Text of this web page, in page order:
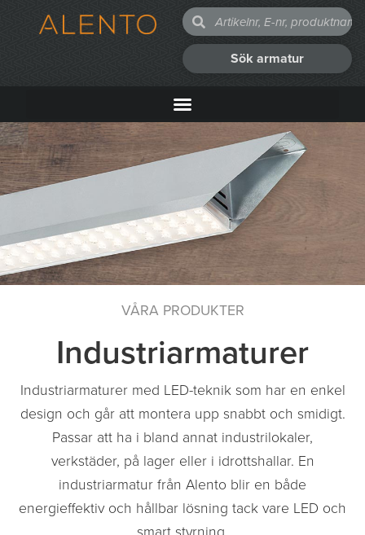
Sök armatur
VÅRA PRODUKTER
Industriarmaturer
Industriarmaturer med LED-teknik som har en enkel
design och går att montera upp snabbt och smidigt.
Passar att ha i bland annat industrilokaler,
verkstäder, på lager eller i idrottshallar. En
industriarmatur från Alento blir en både
energieffektiv och hållbar lösning tack vare LED och
smart styrning.